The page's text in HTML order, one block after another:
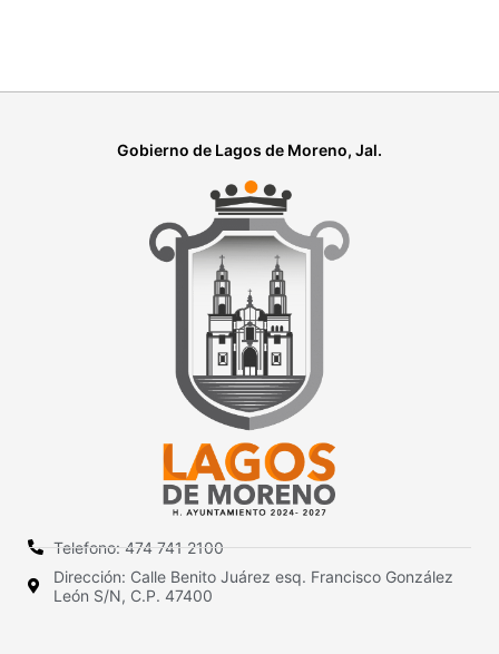
Gobierno de Lagos de Moreno, Jal.
Telefono: 474 741 2100
Dirección: Calle Benito Juárez esq. Francisco González
León S/N, C.P. 47400